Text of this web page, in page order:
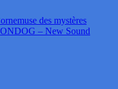
des mystères
– New Sound